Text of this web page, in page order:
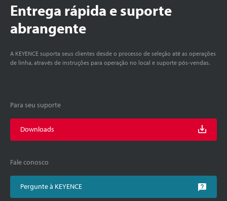
Entrega rápida e suporte
abrangente
A KEYENCE suporta seus clientes desde o processo de seleção até as operações
de linha, através de instruções para operação no local e suporte pós-vendas.
Para seu suporte
Downloads
Fale conosco
Pergunte à KEYENCE